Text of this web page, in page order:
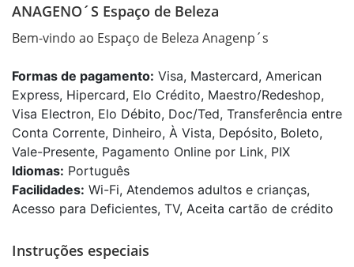
ANAGENO´S Espaço de Beleza
Bem-vindo ao Espaço de Beleza Anagenp´s
Formas de pagamento: Visa, Mastercard, American
Express, Hipercard, Elo Crédito, Maestro/Redeshop,
Visa Electron, Elo Débito, Doc/Ted, Transferência entre
Conta Corrente, Dinheiro, À Vista, Depósito, Boleto,
Vale-Presente, Pagamento Online por Link, PIX
Idiomas: Português
Facilidades: Wi-Fi, Atendemos adultos e crianças,
Acesso para Deficientes, TV, Aceita cartão de crédito
Instruções especiais